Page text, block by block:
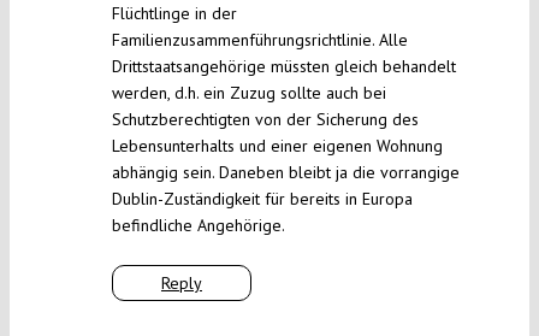
Reply
Flüchtlinge in der
Familienzusammenführungsrichtlinie. Alle
Drittstaatsangehörige müssten gleich behandelt
werden, d.h. ein Zuzug sollte auch bei
Schutzberechtigten von der Sicherung des
Lebensunterhalts und einer eigenen Wohnung
abhängig sein. Daneben bleibt ja die vorrangige
Dublin-Zuständigkeit für bereits in Europa
befindliche Angehörige.